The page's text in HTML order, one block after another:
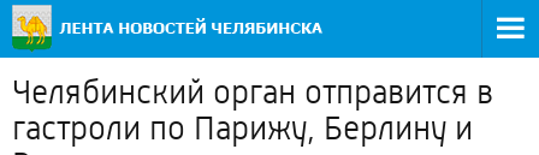
Челябинский орган отправится в
гастроли по Парижу, Берлину и